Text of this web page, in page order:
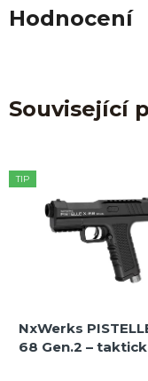
Hodnocení
Související
TIP
NxWerks
68 Gen.2 –